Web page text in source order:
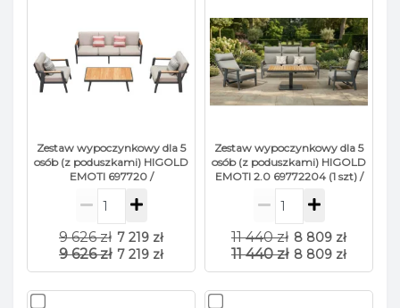
Zestaw wypoczynkowy dla 5
osób (z poduszkami) HIGOLD
EMOTI 697720 /
ANTHRACYTE
9 626 zł 7 219 zł
9 626 zł 7 219 zł
Zestaw wypoczynkowy dla 5
osób (z poduszkami) HIGOLD
EMOTI 2.0 69772204 (1 szt) /
69772003 (2 szt) / 684187 (1
szt) / ANTHRACITE
11 440 zł 8 809 zł
11 440 zł 8 809 zł